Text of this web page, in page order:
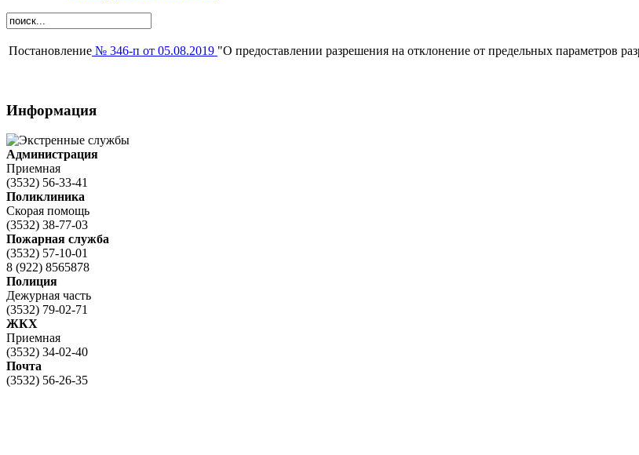
Постановление № 346-п от 05.08.2019 "О предоставлении разрешения на отклонение от предельных параметров
Информация
Администрация
Приемная
(3532) 56-33-41
Поликлиника
Скорая помощь
(3532) 38-77-03
Пожарная служба
(3532) 57-10-01
8 (922) 8565878
Полиция
Дежурная часть
(3532) 79-02-71
ЖКХ
Приемная
(3532) 34-02-40
Почта
(3532) 56-26-35